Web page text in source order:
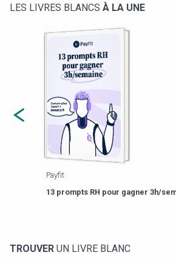
LES LIVRES BLANCS À LA UNE
Payfit
13 prompts RH pour gagner 3h/
TROUVER UN LIVRE BLANC